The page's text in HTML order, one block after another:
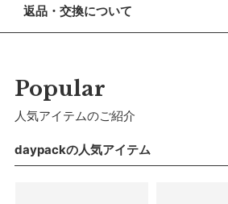
【デザイン】
【おすすめ】
子どもの「自分でやりたい」を叶えて成
ムです。公園や保育園に通うキッズへの
面にお名前を刺しゅうをすれば、世界で
ュックに。
午前9時までのご注文は、【営業日から
す。
■ ご注意
・土日祝日および当社長期休業日（年末
ーク・お盆等）は出荷業務とお問い合
きます。
返品・交換について
ずご連絡ください。
■ お客様都合による返品・交換
ります。
Popular
人気アイテムのご紹介
daypackの人気アイテム